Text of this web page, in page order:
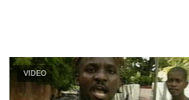
e
VIDEO